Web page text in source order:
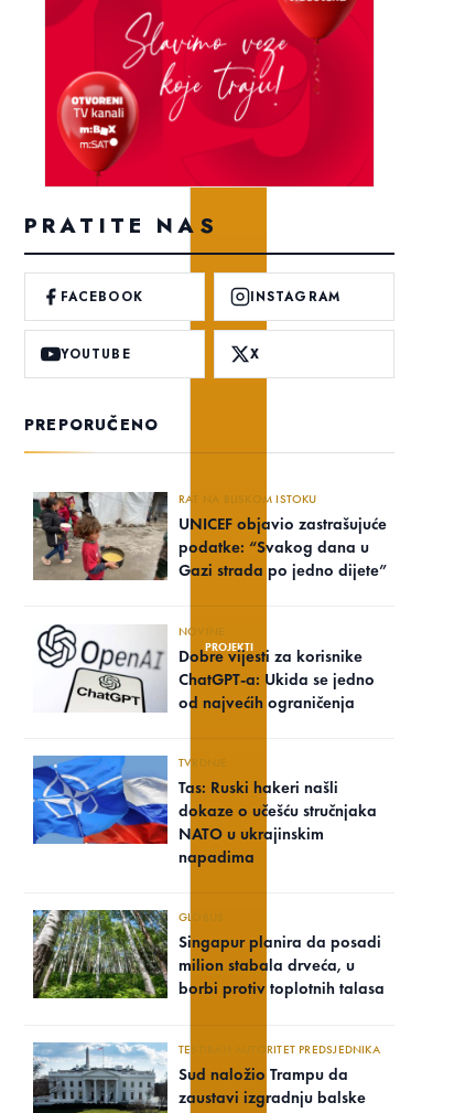
PROJEKTI
PRATITE NAS
FACEBOOK INSTAGRAM
YOUTUBE X
PREPORUČENO
RAT NA BLISKOM ISTOKU
UNICEF objavio zastrašujuće
podatke: “Svakog dana u
Gazi strada po jedno dijete”
NOVINE
Dobre vijesti za korisnike
ChatGPT-a: Ukida se jedno
od najvećih ograničenja
TVRDNJE
Tas: Ruski hakeri našli
dokaze o učešću stručnjaka
NATO u ukrajinskim
napadima
GLOBUS
Singapur planira da posadi
milion stabala drveća, u
borbi protiv toplotnih talasa
TESTIRAN AUTORITET PREDSJEDNIKA
Sud naložio Trampu da
zaustavi izgradnju balske